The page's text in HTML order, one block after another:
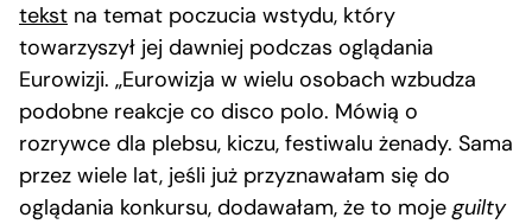
tekst na temat poczucia wstydu, który
towarzyszył jej dawniej podczas oglądania
Eurowizji. „Eurowizja w wielu osobach wzbudza
podobne reakcje co disco polo. Mówią o
rozrywce dla plebsu, kiczu, festiwalu żenady. Sama
przez wiele lat, jeśli już przyznawałam się do
oglądania konkursu, dodawałam, że to mojeguilty